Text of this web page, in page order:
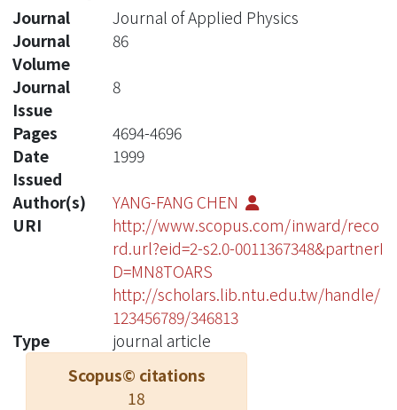
Journal
Journal of Applied Physics
Journal
Volume
86
Journal
Issue
8
Pages
4694-4696
Date
Issued
1999
Author(s)
YANG-FANG CHEN
URI
http://www.scopus.com/inward/reco
rd.url?eid=2-s2.0-0011367348&partnerI
D=MN8TOARS
http://scholars.lib.ntu.edu.tw/handle/
123456789/346813
Type
journal article
Scopus© citations
18